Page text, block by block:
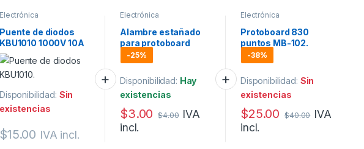
de diodos
1000V 10A
Sin
15.00 IVA incl.
Electrónica
Alambre estañado
para protoboard
color rojo 22AWG 1
metro
-25%
Disponibilidad: Hay
existencias
$3.00 $4.00 IVA
incl.
Electrónica
Protoboard 830
puntos MB-102.
-38%
Disponibilidad: Sin
existencias
$25.00 $40.00 IVA
incl.